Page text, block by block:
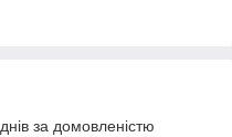
за домовленістю